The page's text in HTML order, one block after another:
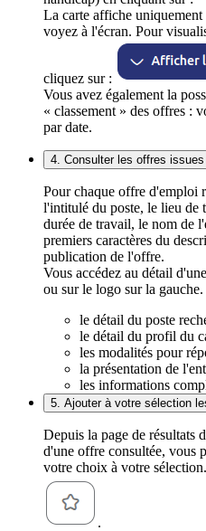
La carte affiche
voyez à l'écran. Pour
cliquez sur :
Vous avez également la
« classement » des offres :
par date.
4. Consulter les offres
Pour chaque offre d'emploi
l'intitulé du poste, le lieu de
durée de travail, le nom de
premiers caractères du
publication de l'offre.
Vous accédez au détail
ou sur le logo sur la
le détail du poste
le détail du profil du
les modalités pour
la présentation de
les informations
5. Ajouter à votre sélection
Depuis la page de résultats
d'une offre consultée, vous
votre choix à votre
.